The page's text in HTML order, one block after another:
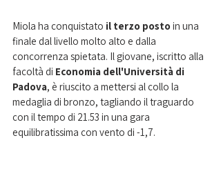
Miola ha conquistato il terzo posto in una
finale dal livello molto alto e dalla
concorrenza spietata. Il giovane, iscritto alla
facoltà di Economia dell'Università di
Padova, è riuscito a mettersi al collo la
medaglia di bronzo, tagliando il traguardo
con il tempo di 21.53 in una gara
equilibratissima con vento di -1,7.